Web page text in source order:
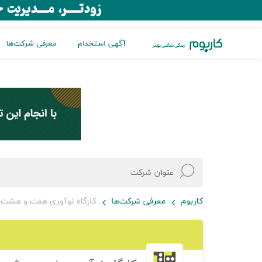
آگهی استخدام معرفی شرکت‌ها
کاربوم معرفی شرکت‌ها کارگاه نوآوری هفت و هشت